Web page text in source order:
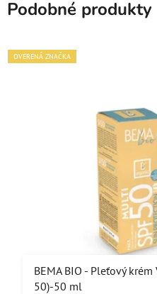
Podobné produkty
OVERENÁ ZNAČKA
BEMA BIO - Pleťový
50)-50 ml